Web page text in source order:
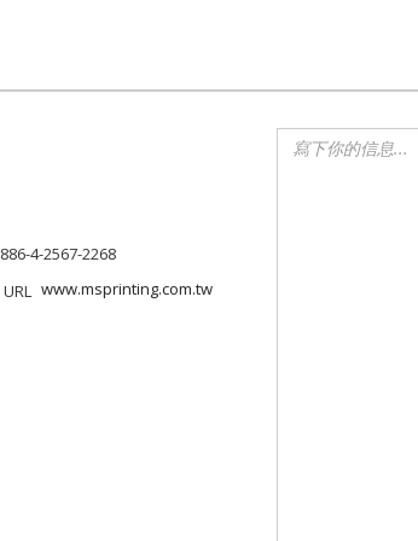
886-4-2567-2268
www.msprinting.com.tw